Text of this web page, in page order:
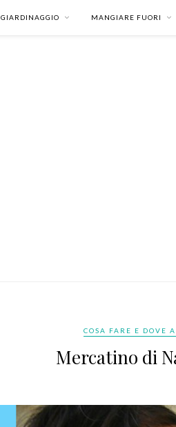
GIARDINAGGIO MANGIARE FUORI
COSA FARE E DOVE
Mercatino di